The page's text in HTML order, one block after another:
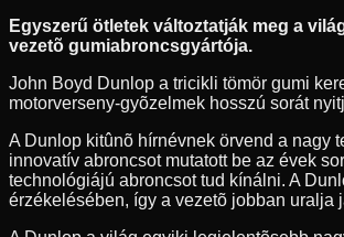
Egyszerű ötletek változtatják meg a
vezetõ gumiabroncsgyártója.
John Boyd Dunlop a tricikli tömör gumi
motorverseny-gyõzelmek hosszú sorát
A Dunlop kitûnõ hírnévnek örvend a nagy
innovatív abroncsot mutatott be az évek
technológiájú abroncsot tud kínálni. A
érzékelésében, így a vezetõ jobban uralja